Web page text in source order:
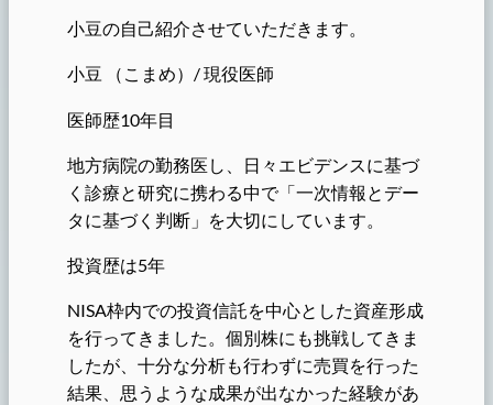
小豆の自己紹介させていただきます。
小豆 （こまめ）/ 現役医師
医師歴10年目
地方病院の勤務医し、日々エビデンスに基づ
く診療と研究に携わる中で「一次情報とデー
タに基づく判断」を大切にしています。
投資歴は5年
NISA枠内での投資信託を中心とした資産形成
を行ってきました。個別株にも挑戦してきま
したが、十分な分析も行わずに売買を行った
結果、思うような成果が出なかった経験があ